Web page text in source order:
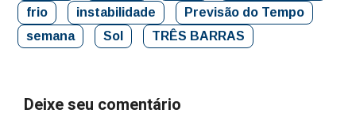
frio
instabilidade
Previsão do Tempo
semana
Sol TRÊS BARRAS
Deixe seu comentário